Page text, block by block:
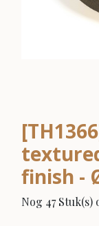
finish -
Nog 47